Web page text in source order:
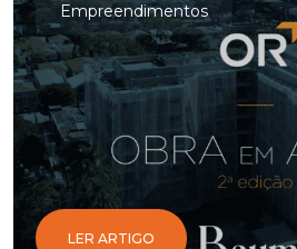
Empreendimentos
LER ARTIGO